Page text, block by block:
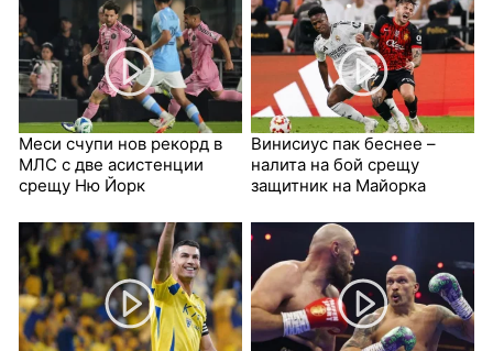
Меси счупи нов рекорд в
МЛС с две асистенции
срещу Ню Йорк
Винисиус пак беснее –
налита на бой срещу
защитник на Майорка